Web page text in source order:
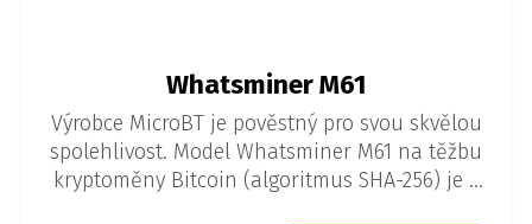
Whatsminer M61
Výrobce MicroBT je pověstný pro svou skvělou
spolehlivost. Model Whatsminer M61 na těžbu
kryptoměny Bitcoin (algoritmus SHA-256) je k